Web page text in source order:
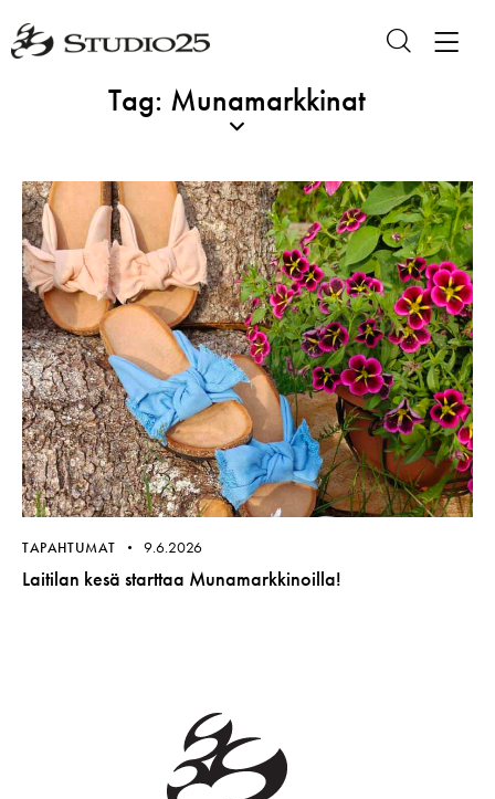
Tag: Munamarkkinat
TAPAHTUMAT 9.6.2026
Laitilan kesä starttaa Munamarkkinoilla!